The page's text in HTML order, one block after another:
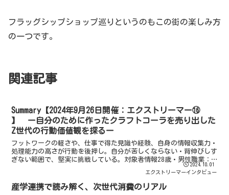
フラッグシップショップ巡りというのもこの街の楽しみ方
の一つです。
関連記事
Summary【2024年9月26日開催：エクストリーマー⑯
】 ー自分のために作ったクラフトコーラを売り出した
Z世代の行動価値観を探るー
フットワークの軽さや、仕事で得た見識や経験、自身の情報収集力・
処理能力の高さが行動を後押し。自分が苦しくならない・背伸びしす
ぎない範囲で、堅実に挑戦している。対象者情報28歳・男性職業：
元々は 銀行員、その後独立して今はファイナンシャルプラ...2024.10.01
エクストリーマーインタビュー
産学連携で読み解く、次世代消費のリアル